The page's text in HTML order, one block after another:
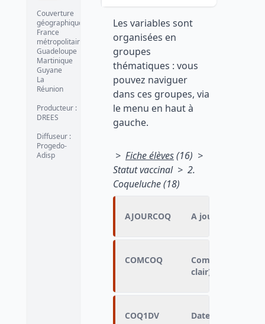
Couverture
géographique :
France
métropolitaine
Guadeloupe
Martinique
Guyane
La
Réunion
Producteur :
DREES
Diffuseur :
Progedo-
Adisp
Les variables sont
organisées en
groupes
thématiques : vous
pouvez naviguer
dans ces groupes, via
le menu en haut à
gauche.
> Fiche élèves(16) >
Statut vaccinal > 2.
Coqueluche (18)
AJOURCOQ A jour pour
COMCOQ
Commentaires
clair)
COQ1DV Date de la 1ère